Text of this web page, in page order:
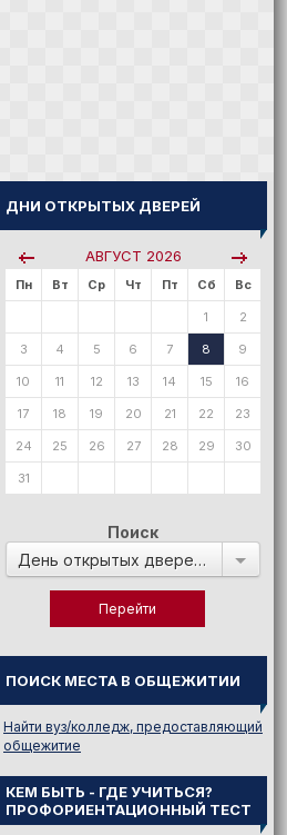
ДНИ ОТКРЫТЫХ ДВЕРЕЙ
АВГУСТ 2026
Пн Вт Ср Чт Пт Сб Вс
1 2
3 4 5 6 7 8 9
10 11 12 13 14 15 16
17 18 19 20 21 22 23
24 25 26 27 28 29 30
31
Поиск
День открытых дверей в:
ПОИСК МЕСТА В ОБЩЕЖИТИИ
Найти вуз/колледж, предоставляющий
общежитие
КЕМ БЫТЬ - ГДЕ УЧИТЬСЯ?
ПРОФОРИЕНТАЦИОННЫЙ ТЕСТ